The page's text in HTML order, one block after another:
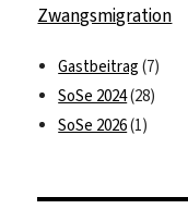
Zwangsmigration
Gastbeitrag (7)
SoSe 2024(28)
SoSe 2026(1)